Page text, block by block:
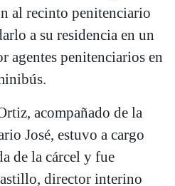
al recinto penitenciario
a su residencia en un
agentes penitenciarios en
acompañado de la
José, estuvo a cargo
de la cárcel y fue
director interino